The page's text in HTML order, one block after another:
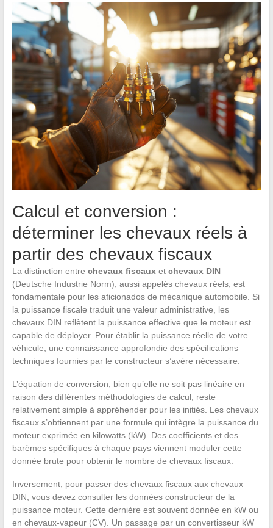
Calcul et conversion :
déterminer les chevaux réels à
partir des chevaux fiscaux
La distinction entre chevaux fiscauxet chevaux DIN
(Deutsche Industrie Norm), aussi appelés chevaux réels, est
fondamentale pour les aficionados de mécanique automobile. Si
la puissance fiscale traduit une valeur administrative, les
chevaux DIN reflètent la puissance effective que le moteur est
capable de déployer. Pour établir la puissance réelle de votre
véhicule, une connaissance approfondie des spécifications
techniques fournies par le constructeur s’avère nécessaire.
L’équation de conversion, bien qu’elle ne soit pas linéaire en
raison des différentes méthodologies de calcul, reste
relativement simple à appréhender pour les initiés. Les chevaux
fiscaux s’obtiennent par une formule qui intègre la puissance du
moteur exprimée en kilowatts (kW). Des coefficients et des
barèmes spécifiques à chaque pays viennent moduler cette
donnée brute pour obtenir le nombre de chevaux fiscaux.
Inversement, pour passer des chevaux fiscaux aux chevaux
DIN, vous devez consulter les données constructeur de la
puissance moteur. Cette dernière est souvent donnée en kW ou
en chevaux-vapeur (CV). Un passage par un convertisseur kW